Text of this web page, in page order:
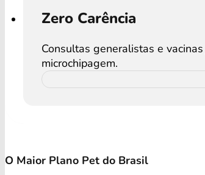
Zero Carência
Consultas generalistas e
microchipagem.
O Maior Plano Pet do Brasil